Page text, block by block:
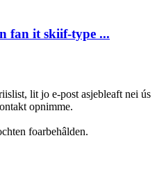
fan it skiif-type ...
lit jo e-post asjebleaft nei ús
opnimme.
foarbehâlden.